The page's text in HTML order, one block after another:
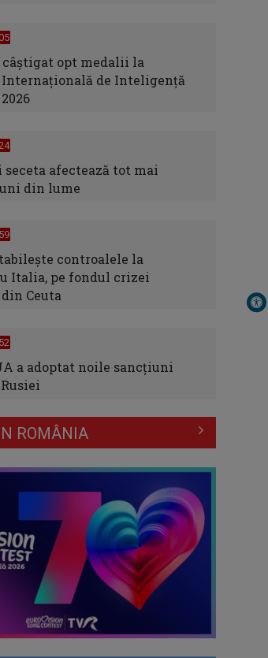
câștigat opt medalii la
de Inteligență
seceta afectează tot mai
din lume
controalele la
Italia, pe fondul crizei
Ceuta
a adoptat noile sancţiuni
ROMÂNIA